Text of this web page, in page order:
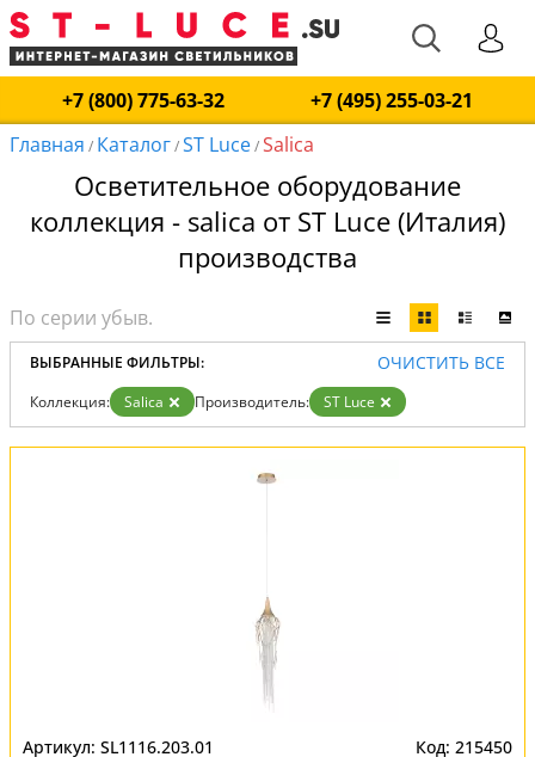
+7 (800) 775-63-32
+7 (495) 255-03-21
Главная / Каталог/ST Luce/Salica
Осветительное оборудование
коллекция - salica от ST Luce (Италия)
производства
ВЫБРАННЫЕ ФИЛЬТРЫ: ОЧИСТИТЬ ВСЕ
Коллекция: Salica Производитель: ST Luce
SL1116.203.01 215450